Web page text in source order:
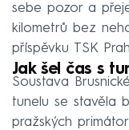
sebe pozor a
kilometrů bez
příspěvku TSK
Jak šel čas s
Soustava
tunelu se stavěla
pražských